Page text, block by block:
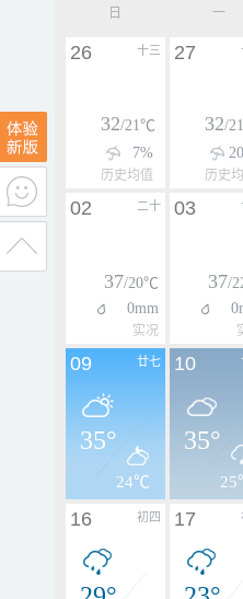
日 一
十三
26
32/21℃
7%
历史均值
27
32/
历史
二十
02
37/20℃
0mm
实况
03
37/
廿七
09
35°
24℃
10
35°
初四
16 17